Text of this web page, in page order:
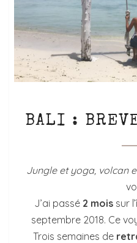
BALI :
Jungle et yoga, volcan
J’ai passé 2 mois sur
septembre 2018. Ce
Trois semaines de